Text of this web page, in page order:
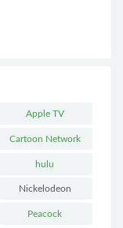
Apple TV
Cartoon Network
hulu
Nickelodeon
Peacock